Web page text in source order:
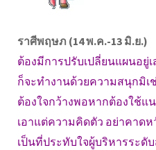
ราศีพฤษภ (14 พ.ค.-13 มิ.ย.)
ต้องมีการปรับเปลี่ยนแผนอยู่
ก็จะทำงานด้วยความสนุกมิเ
ต้องใจกว้างพอหากต้องใช้แ
เอาแต่ความคิดตัว อย่าคาดห
เป็นที่ประทับใจผู้บริหารระดั